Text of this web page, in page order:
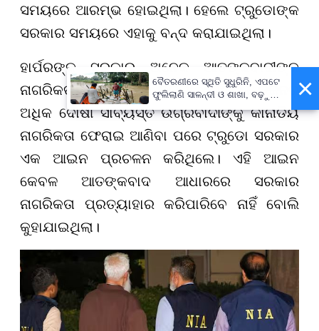
ସମୟରେ ଆରମ୍ଭ ହୋଇଥିଲା। ହେଲେ ଟ୍ରୁଡୋଙ୍କ
ସରକାର ସମୟରେ ଏହାକୁ ବନ୍ଦ କରାଯାଇଥିଲା।
ହାର୍ପରଙ୍କ ସରକାର ଅନେକ ଆତଙ୍କବାଦୀଙ୍କ
ନାଗରିକତା ପ୍ରତ୍ୟାହାର କରିବା ଏବଂ ଏକ ଡଜନରୁ
ଅଧିକ ଦୋଷୀ ସାବ୍ୟସ୍ତ ଉଗ୍ରବାଦୀଙ୍କୁ କାନାଡିୟ
ନାଗରିକତା ଫେରାଇ ଆଣିବା ପରେ ଟ୍ରୁଡୋ ସରକାର
ଏକ ଆଇନ ପ୍ରଚଳନ କରିଥିଲେ। ଏହି ଆଇନ
କେବଳ ଆତଙ୍କବାଦ ଆଧାରରେ ସରକାର
ନାଗରିକତା ପ୍ରତ୍ୟାହାର କରିପାରିବେ ନାହିଁ ବୋଲି
କୁହାଯାଇଥିଲା।
×
ବୈତରଣୀରେ ସ୍ଥିତି ସୁଧୁରିନି, ଏପଟେ
ଫୁଲିଲାଣି ସାଳନ୍ଦୀ ଓ ଶାଖା, ବଢ଼ୁଛି